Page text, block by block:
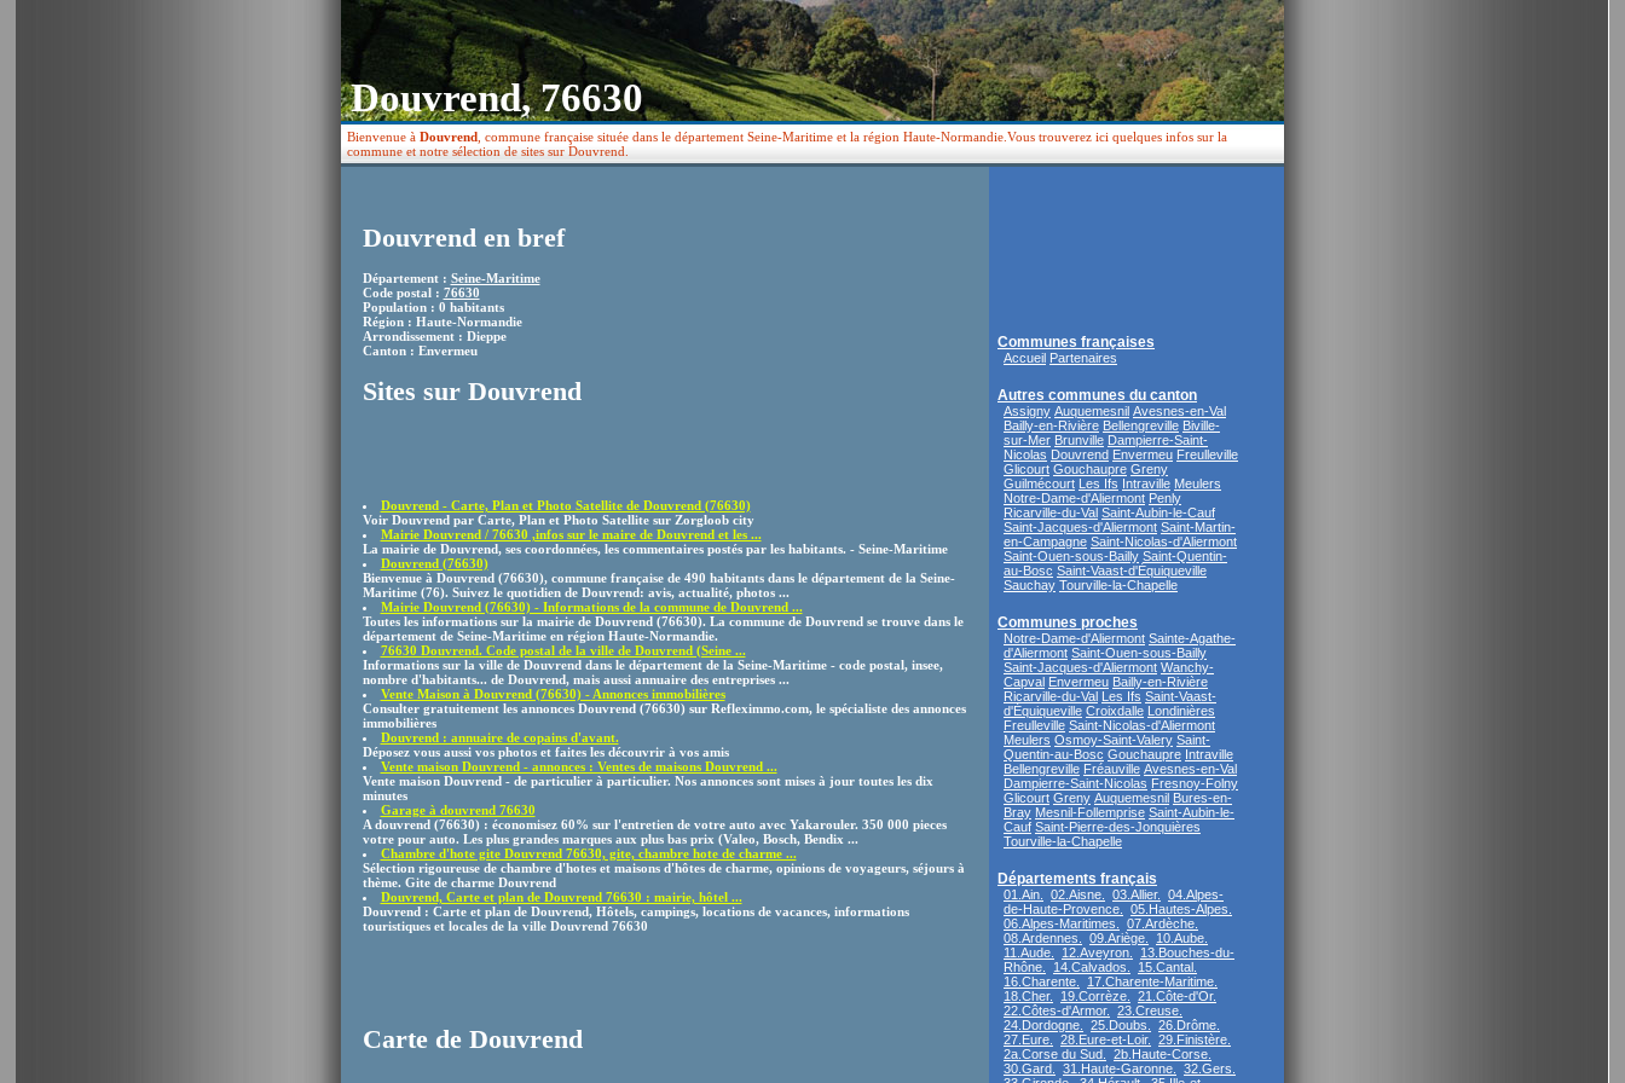
Douvrend, 76630
Bienvenue à Douvrend , commune française située dans le département Seine-Maritime et la région Haute-Normandie.Vous trouverez ici quelques infos sur la
commune et notre sélection de sites sur Douvrend.
Douvrend en bref
Département : Seine-Maritime
Code postal : 76630
Population : 0 habitants
Région : Haute-Normandie
Arrondissement : Dieppe
Canton : Envermeu
Sites sur Douvrend
Douvrend - Carte, Plan et Photo Satellite de Douvrend (76630)
Voir Douvrend par Carte, Plan et Photo Satellite sur Zorgloob city
Mairie Douvrend / 76630 ,infos sur le maire de Douvrend et les ...
La mairie de Douvrend, ses coordonnées, les commentaires postés par les habitants. - Seine-Maritime
Douvrend (76630)
Bienvenue à Douvrend (76630), commune française de 490 habitants dans le département de la Seine-
Maritime (76). Suivez le quotidien de Douvrend: avis, actualité, photos ...
Mairie Douvrend (76630) - Informations de la commune de Douvrend ...
Toutes les informations sur la mairie de Douvrend (76630). La commune de Douvrend se trouve dans le
département de Seine-Maritime en région Haute-Normandie.
76630 Douvrend. Code postal de la ville de Douvrend (Seine ...
Informations sur la ville de Douvrend dans le département de la Seine-Maritime - code postal, insee,
nombre d'habitants... de Douvrend, mais aussi annuaire des entreprises ...
Vente Maison à Douvrend (76630) - Annonces immobilières
Consulter gratuitement les annonces Douvrend (76630) sur Refleximmo.com, le spécialiste des annonces
immobilières
Douvrend : annuaire de copains d'avant.
Déposez vous aussi vos photos et faites les découvrir à vos amis
Vente maison Douvrend - annonces : Ventes de maisons Douvrend ...
Vente maison Douvrend - de particulier à particulier. Nos annonces sont mises à jour toutes les dix
minutes
Garage à douvrend 76630
A douvrend (76630) : économisez 60% sur l'entretien de votre auto avec Yakarouler. 350 000 pieces
votre pour auto. Les plus grandes marques aux plus bas prix (Valeo, Bosch, Bendix ...
Chambre d'hote gite Douvrend 76630, gite, chambre hote de charme ...
Sélection rigoureuse de chambre d'hotes et maisons d'hôtes de charme, opinions de voyageurs, séjours à
thème. Gite de charme Douvrend
Douvrend, Carte et plan de Douvrend 76630 : mairie, hôtel ...
Douvrend : Carte et plan de Douvrend, Hôtels, campings, locations de vacances, informations
touristiques et locales de la ville Douvrend 76630
Carte de Douvrend
Communes françaises
Accueil Partenaires
Autres communes du canton
Assigny Auquemesnil Avesnes-en-Val
Bailly-en-Rivière Bellengreville Biville-
sur-Mer Brunville Dampierre-Saint-
Nicolas Douvrend Envermeu Freulleville
Glicourt Gouchaupre Greny
Guilmécourt Les Ifs Intraville Meulers
Notre-Dame-d'Aliermont Penly
Ricarville-du-Val Saint-Aubin-le-Cauf
Saint-Jacques-d'Aliermont Saint-Martin-
en-Campagne Saint-Nicolas-d'Aliermont
Saint-Ouen-sous-Bailly Saint-Quentin-
au-Bosc Saint-Vaast-d'Équiqueville
Sauchay Tourville-la-Chapelle
Communes proches
Notre-Dame-d'Aliermont Sainte-Agathe-
d'Aliermont Saint-Ouen-sous-Bailly
Saint-Jacques-d'Aliermont Wanchy-
Capval Envermeu Bailly-en-Rivière
Ricarville-du-Val Les Ifs Saint-Vaast-
d'Équiqueville Croixdalle Londinières
Freulleville Saint-Nicolas-d'Aliermont
Meulers Osmoy-Saint-Valery Saint-
Quentin-au-Bosc Gouchaupre Intraville
Bellengreville Fréauville Avesnes-en-Val
Dampierre-Saint-Nicolas Fresnoy-Folny
Glicourt Greny Auquemesnil Bures-en-
Bray Mesnil-Follemprise Saint-Aubin-le-
Cauf Saint-Pierre-des-Jonquières
Tourville-la-Chapelle
Départements français
01.Ain. 02.Aisne. 03.Allier.
04.Alpes-
de-Haute-Provence.
05.Hautes-Alpes.
06.Alpes-Maritimes.
07.Ardèche.
08.Ardennes.
09.Ariège.
10.Aube.
11.Aude.
12.Aveyron.
13.Bouches-du-
Rhône.
14.Calvados.
15.Cantal.
16.Charente.
17.Charente-Maritime.
18.Cher.
19.Corrèze.
21.Côte-d'Or.
22.Côtes-d'Armor.
23.Creuse.
24.Dordogne.
25.Doubs.
26.Drôme.
27.Eure.
28.Eure-et-Loir.
29.Finistère.
2a.Corse du Sud.
2b.Haute-Corse.
30.Gard.
31.Haute-Garonne.
32.Gers.